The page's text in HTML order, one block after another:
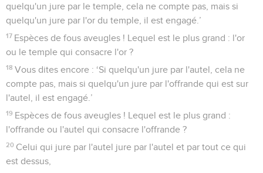
quelqu'un jure par le temple, cela ne compte pas, mais si
quelqu'un jure par l'or du temple, il est engagé.’
17 Espèces de fous aveugles ! Lequel est le plus grand : l'or
ou le temple qui consacre l'or ?
18 Vous dites encore : ‘Si quelqu'un jure par l'autel, cela ne
compte pas, mais si quelqu'un jure par l'offrande qui est sur
l'autel, il est engagé.’
19 Espèces de fous aveugles ! Lequel est le plus grand :
l'offrande ou l'autel qui consacre l'offrande ?
20 Celui qui jure par l'autel jure par l'autel et par tout ce qui
est dessus,